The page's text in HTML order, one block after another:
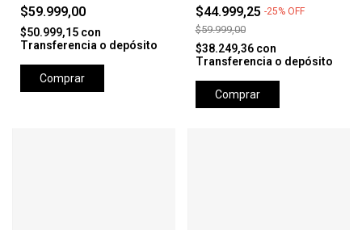
$59.999,00
$50.999,15 con
Transferencia o depósito
Comprar
$44.999,25 -25% OFF
$59.999,00
$38.249,36 con
Transferencia o depósito
Comprar